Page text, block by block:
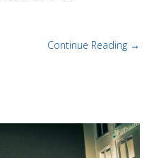
Continue Reading →